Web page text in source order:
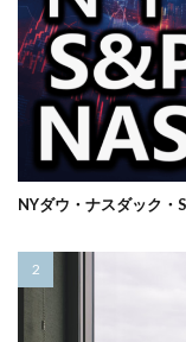
NYダウ・ナスダック・